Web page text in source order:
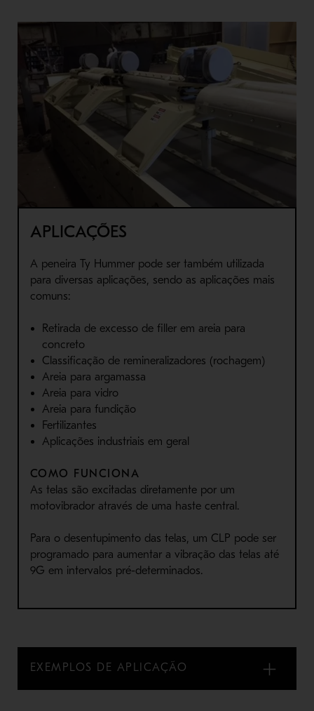
APLICAÇÕES
A peneira Ty Hummer pode ser também utilizada
para diversas aplicações, sendo as aplicações mais
comuns:
Retirada de excesso de filler em areia para
concreto
Classificação de remineralizadores (rochagem)
Areia para argamassa
Areia para vidro
Areia para fundição
Fertilizantes
Aplicações industriais em geral
COMO FUNCIONA
As telas são excitadas diretamente por um
motovibrador através de uma haste central.
Para o desentupimento das telas, um CLP pode ser
programado para aumentar a vibração das telas até
9G em intervalos pré-determinados.
EXEMPLOS DE APLICAÇÃO